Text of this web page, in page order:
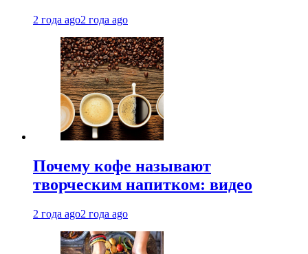
2 года ago2 года ago
Почему кофе называют
творческим напитком: видео
2 года ago2 года ago